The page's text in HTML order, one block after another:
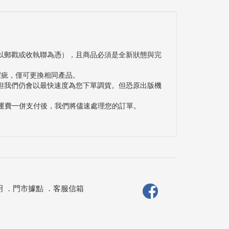
戳或收執聯為憑），且商品必須是全新狀態與完
，僅可更換相同產品。
們仍會以最快速度為您下單調貨。但恐原出版機
一併支付後，我們將儘速處理您的訂單。
． 門市據點． 客服信箱